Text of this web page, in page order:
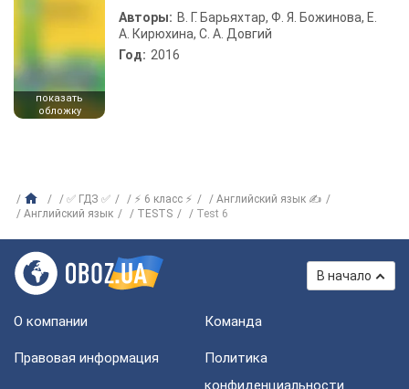
показать
обложку
Авторы: В. Г. Барьяхтар, Ф. Я. Божинова, Е.
А. Кирюхина, С. А. Довгий
Год: 2016
✅ ГДЗ ✅ ⚡ 6 класс ⚡
Английский язык ✍
Английский язык
TESTS Test 6
В начало
О компании Команда
Правовая информация
Политика
конфиденциальности